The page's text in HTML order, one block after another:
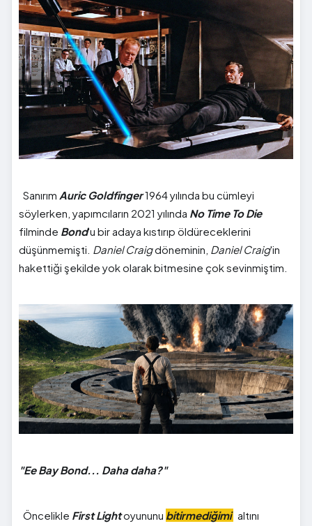
Sanırım Auric Goldfinger1964 yılında bu cümleyi
söylerken, yapımcıların 2021 yılında No Time To Die
filminde Bond'u bir adaya kıstırıp öldüreceklerini
düşünmemişti. Daniel Craigdöneminin, Daniel Craig'in
hakettiği şekilde yok olarak bitmesine çok sevinmiştim.
"Ee Bay Bond... Daha daha?"
Öncelikle First Lightoyununu bitirmediğimi altını